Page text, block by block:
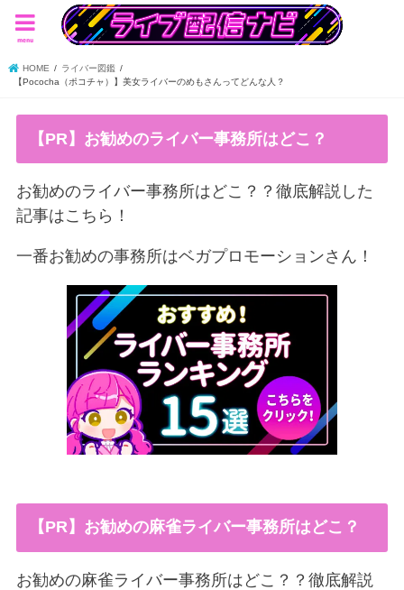
menu
HOME
ライバー図鑑
【Pococha（ポコチャ）】美女ライバーのめもさんってどんな人？
【PR】お勧めのライバー事務所はどこ？
お勧めのライバー事務所はどこ？？徹底解説した
記事はこちら！
一番お勧めの事務所はベガプロモーションさん！
【PR】お勧めの麻雀ライバー事務所はどこ？
お勧めの麻雀ライバー事務所はどこ？？徹底解説